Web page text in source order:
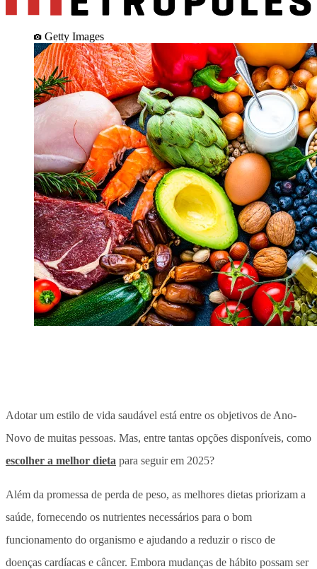
Getty Images
Adotar um estilo de vida saudável está entre os objetivos de Ano-
Novo de muitas pessoas. Mas, entre tantas opções disponíveis, como
escolher a melhor dieta para seguir em 2025?
Além da promessa de perda de peso, as melhores dietas priorizam a
saúde, fornecendo os nutrientes necessários para o bom
funcionamento do organismo e ajudando a reduzir o risco de
doenças cardíacas e câncer. Embora mudanças de hábito possam ser